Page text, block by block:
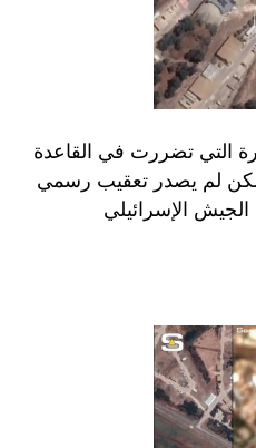
التي تضررت في القاعدة
لم يصدر تعقيب رسمي
الإسرائيلي